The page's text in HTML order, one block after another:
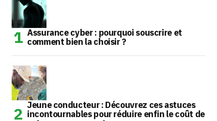
Assurance cyber : pourquoi souscrire et
comment bien la choisir ?
Jeune conducteur : Découvrez ces astuces
incontournables pour réduire enfin le coût de